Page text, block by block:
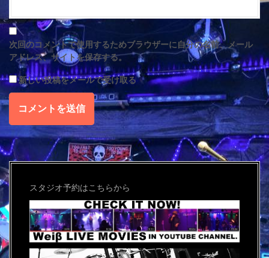
次回のコメントで使用するためブラウザーに自分の名前、メール
アドレス、サイトを保存する。
新しい投稿をメールで受け取る
スタジオ予約はこちらから